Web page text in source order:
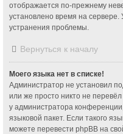
отображается по-прежнему
установлено время на
устранения проблемы.
Вернуться к началу
Моего языка нет в списке!
Администратор не установил
или же просто никто не
у администратора
языковой пакет. Если такого
можете перевести phpBB на